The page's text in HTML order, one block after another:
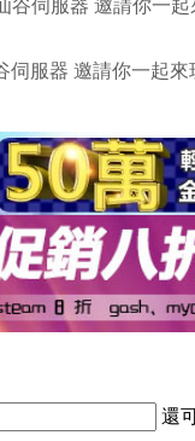
谷伺服器 邀請你一起
伺服器 邀請你一起來
還